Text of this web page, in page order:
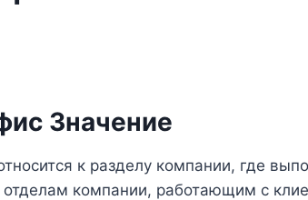
Значение
к разделу компании, где
компании, работающим с